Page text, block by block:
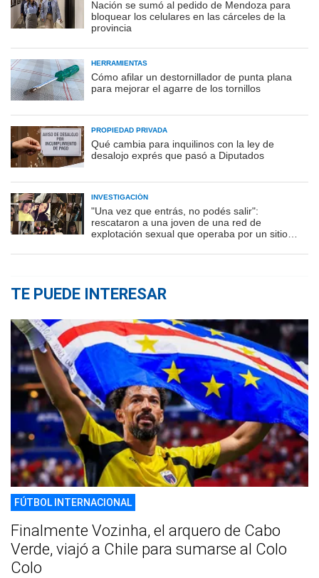
Nación se sumó al pedido de Mendoza para
bloquear los celulares en las cárceles de la
provincia
HERRAMIENTAS
Cómo afilar un destornillador de punta plana
para mejorar el agarre de los tornillos
PROPIEDAD PRIVADA
Qué cambia para inquilinos con la ley de
desalojo exprés que pasó a Diputados
INVESTIGACIÓN
"Una vez que entrás, no podés salir":
rescataron a una joven de una red de
explotación sexual que operaba por un sitio
TE PUEDE INTERESAR
FÚTBOL INTERNACIONAL
Finalmente Vozinha, el arquero de Cabo
Verde, viajó a Chile para sumarse al Colo
Colo